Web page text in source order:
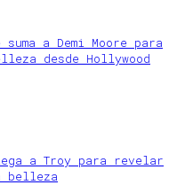
a Demi Moore para
desde Hollywood
a Troy para revelar
belleza